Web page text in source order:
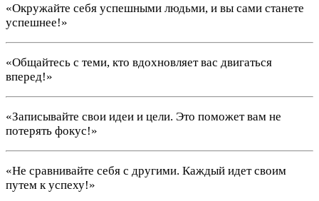
«Окружайте себя успешными людьми, и вы сами станете
успешнее!»
«Общайтесь с теми, кто вдохновляет вас двигаться
вперед!»
«Записывайте свои идеи и цели. Это поможет вам не
потерять фокус!»
«Не сравнивайте себя с другими. Каждый идет своим
путем к успеху!»